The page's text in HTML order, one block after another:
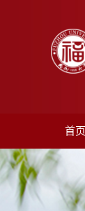
首页